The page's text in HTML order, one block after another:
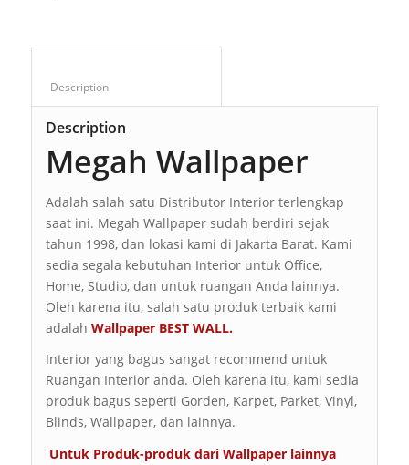
Description
Description
Megah Wallpaper
Adalah salah satu Distributor Interior terlengkap
saat ini. Megah Wallpaper sudah berdiri sejak
tahun 1998, dan lokasi kami di Jakarta Barat. Kami
sedia segala kebutuhan Interior untuk Office,
Home, Studio, dan untuk ruangan Anda lainnya.
Oleh karena itu, salah satu produk terbaik kami
adalah Wallpaper BEST WALL.
Interior yang bagus sangat recommend untuk
Ruangan Interior anda. Oleh karena itu, kami sedia
produk bagus seperti Gorden, Karpet, Parket, Vinyl,
Blinds, Wallpaper, dan lainnya.
Untuk Produk-produk dari Wallpaper lainnya